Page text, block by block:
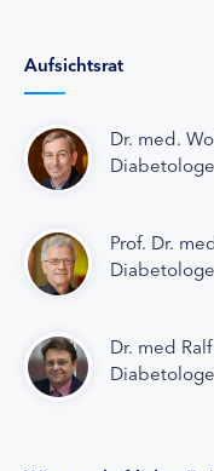
Aufsichtsrat
Dr. med.
Diabetologe
Prof. Dr.
Diabetologe
Dr. med
Diabetologe